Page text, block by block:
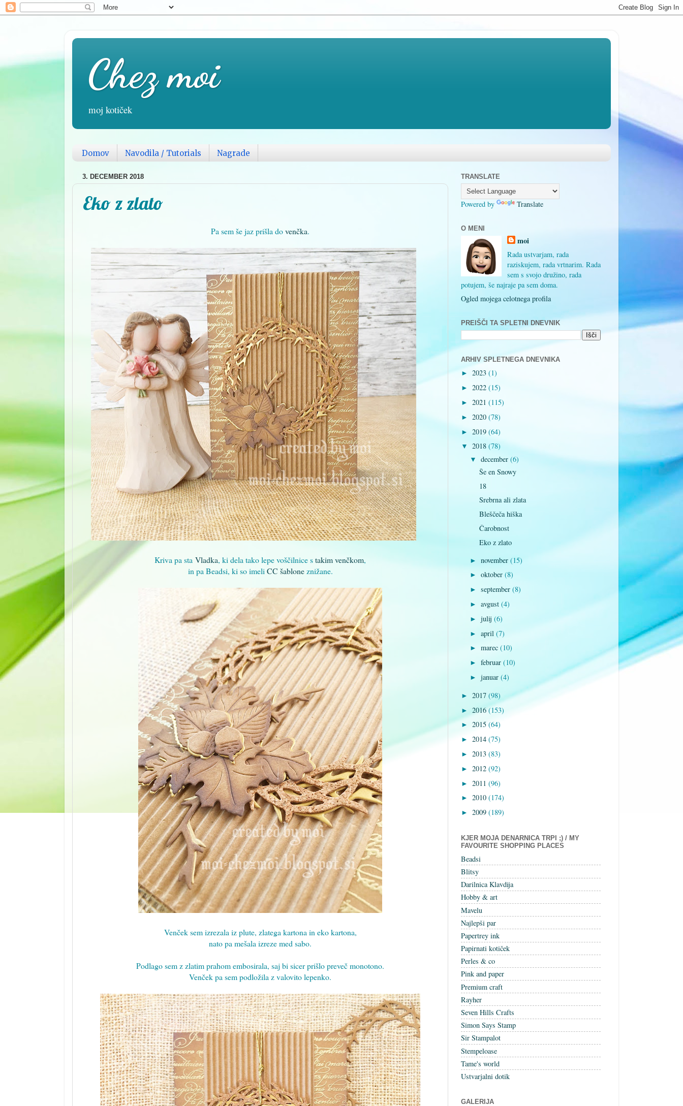
Chez moi
moj kotiček
Domov Navodila / Tutorials Nagrade
3. DECEMBER 2018
Eko z zlato
Pa sem še jaz prišla dovenčka.
Kriva pa sta Vladka, ki dela tako lepe voščilnice stakim venčkom,
in pa Beadsi, ki so imeli CC šabloneznižane.
Venček sem izrezala iz plute, zlatega kartona in eko kartona,
nato pa mešala izreze med sabo.
Podlago sem z zlatim prahom embosirala, saj bi sicer prišlo preveč monotono.
Venček pa sem podložila z valovito lepenko.
TRANSLATE
Powered by Translate
O MENI
moi
Rada ustvarjam, rada
raziskujem, rada vrtnarim. Rada
sem s svojo družino, rada
potujem, še najraje pa sem doma.
Ogled mojega celotnega profila
PREIŠČI TA SPLETNI DNEVNIK
ARHIV SPLETNEGA DNEVNIKA
► 2023 (1)
► 2022 (15)
► 2021 (115)
► 2020 (78)
► 2019 (64)
▼ 2018 (78)
▼december(6)
Še en Snowy
18
Srebrna ali zlata
Bleščeča hiška
Čarobnost
Eko z zlato
►november(15)
►oktober(8)
►september(8)
►avgust(4)
►julij(6)
►april(7)
►marec(10)
►februar(10)
►januar(4)
► 2017 (98)
► 2016(153)
► 2015 (64)
► 2014 (75)
► 2013 (83)
► 2012 (92)
► 2011 (96)
► 2010 (174)
► 2009 (189)
KJER MOJA DENARNICA TRPI ;) / MY
FAVOURITE SHOPPING PLACES
Beadsi
Blitsy
Darilnica Klavdija
Hobby & art
Mavelu
Najlepši par
Papertrey ink
Papirnati kotiček
Perles & co
Pink and paper
Premium craft
Rayher
Seven Hills Crafts
Simon Says Stamp
Sir Stampalot
Stempeloase
Tame's world
Ustvarjalni dotik
GALERIJA